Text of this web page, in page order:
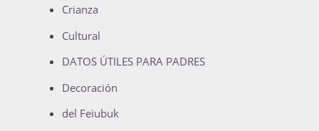
Crianza
Cultural
DATOS ÚTILES PARA PADRES
Decoración
del Feiubuk